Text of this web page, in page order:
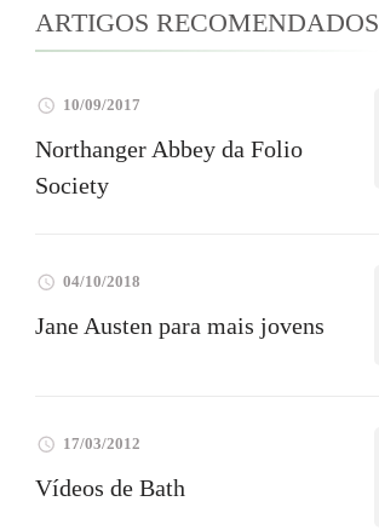
ARTIGOS RECOMENDADOS
10/09/2017
Northanger Abbey da Folio
Society
04/10/2018
Jane Austen para mais jovens
17/03/2012
Vídeos de Bath